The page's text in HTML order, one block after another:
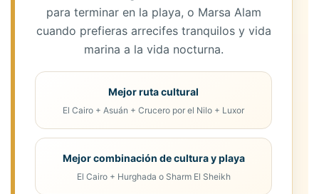
para terminar en la playa, o Marsa Alam
cuando prefieras arrecifes tranquilos y vida
marina a la vida nocturna.
Mejor ruta cultural
El Cairo + Asuán + Crucero por el Nilo + Luxor
Mejor combinación de cultura y playa
El Cairo + Hurghada o Sharm El Sheikh